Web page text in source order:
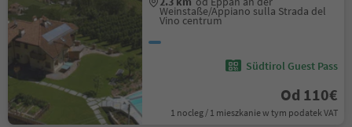
Weinstaße/Appiano sulla Strada del
Vino centrum
Südtirol Guest Pass
Od 110€
1 nocleg / 1 mieszkanie w tym podatek VAT